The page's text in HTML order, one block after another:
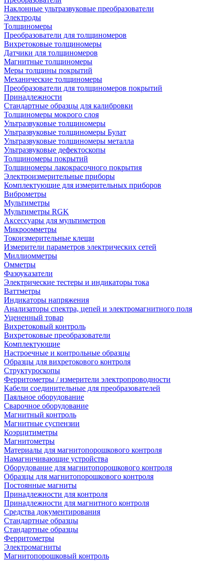
Наклонные ультразвуковые преобразователи
Электроды
Толщиномеры
Преобразователи для толщиномеров
Вихретоковые толщиномеры
Датчики для толщиномеров
Магнитные толщиномеры
Меры толщины покрытий
Механические толщиномеры
Преобразователи для толщиномеров покрытий
Принадлежности
Стандартные образцы для калибровки
Толщиномеры мокрого слоя
Ультразвуковые толщиномеры
Ультразвуковые толщиномеры Булат
Ультразвуковые толщиномеры металла
Ультразвуковые дефектоскопы
Толщиномеры покрытий
Толщиномеры лакокрасочного покрытия
Электроизмерительные приборы
Комплектующие для измерительных приборов
Виброметры
Мультиметры
Мультиметры RGK
Аксессуары для мультиметров
Микроомметры
Токоизмерительные клещи
Измерители параметров электрических сетей
Миллиомметры
Омметры
Фазоуказатели
Электрические тестеры и индикаторы тока
Ваттметры
Индикаторы напряжения
Анализаторы спектра, цепей и электромагнитного поля
Уцененный товар
Вихретоковый контроль
Вихретоковые преобразователи
Комплектующие
Настроечные и контрольные образцы
Образцы для вихретокового контроля
Структуроскопы
Ферритометры / измерители электропроводности
Кабели соединительные для преобразователей
Паяльное оборудование
Сварочное оборудование
Магнитный контроль
Магнитные суспензии
Коэрцитиметры
Магнитометры
Материалы для магнитопорошкового контроля
Намагничивающие устройства
Оборудование для магнитопорошкового контроля
Образцы для магнитопорошкового контроля
Постоянные магниты
Принадлежности для контроля
Принадлежности для магнитного контроля
Средства документирования
Стандартные образцы
Стандартные образцы
Ферритометры
Электромагниты
Магнитопорошковый контроль